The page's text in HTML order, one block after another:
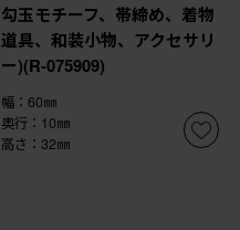
勾玉モチーフ、帯締め、着物
道具、和装小物、アクセサリ
ー)(R-075909)
幅：60㎜
奥行：10㎜
高さ：32㎜